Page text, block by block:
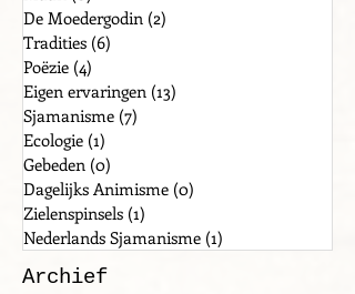
Alle berichten (33)33 posts
Maan (0) 0 posts
De Moedergodin
Tradities (6)6 posts
Poëzie (4)4 posts
Eigen ervaringen
Sjamanisme
Ecologie (1)1 post
Gebeden (0)0 posts
Dagelijks Animisme (0)0 posts
Zielenspinsels (1)1 post
Nederlands Sjamanisme